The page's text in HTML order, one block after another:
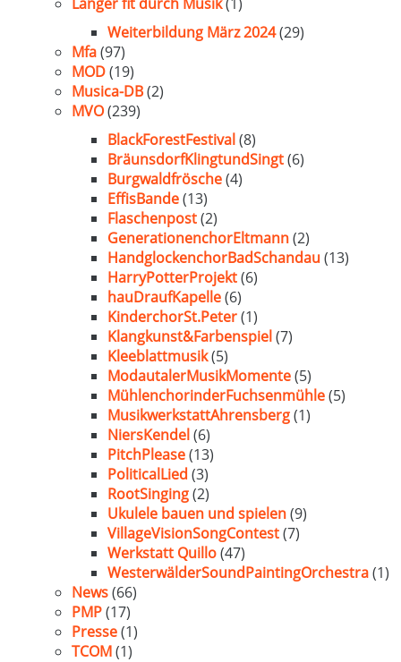
Weiterbildung März 2024(29)
Mfa(97)
MOD(19)
Musica-DB(2)
MVO(239)
BlackForestFestival(8)
BräunsdorfKlingtundSingt(6)
Burgwaldfrösche(4)
EffisBande(13)
Flaschenpost(2)
GenerationenchorEltmann(2)
HandglockenchorBadSchandau(13)
HarryPotterProjekt(6)
hauDraufKapelle(6)
KinderchorSt.Peter(1)
Klangkunst&Farbenspiel(7)
Kleeblattmusik(5)
ModautalerMusikMomente(5)
MühlenchorinderFuchsenmühle(5)
MusikwerkstattAhrensberg(1)
NiersKendel(6)
PitchPlease(13)
PoliticalLied (3)
RootSinging(2)
Ukulele bauen und spielen(9)
VillageVisionSongContest(7)
Werkstatt Quillo(47)
WesterwälderSoundPaintingOrchestra(1)
News(66)
PMP(17)
Presse(1)
TCOM(1)